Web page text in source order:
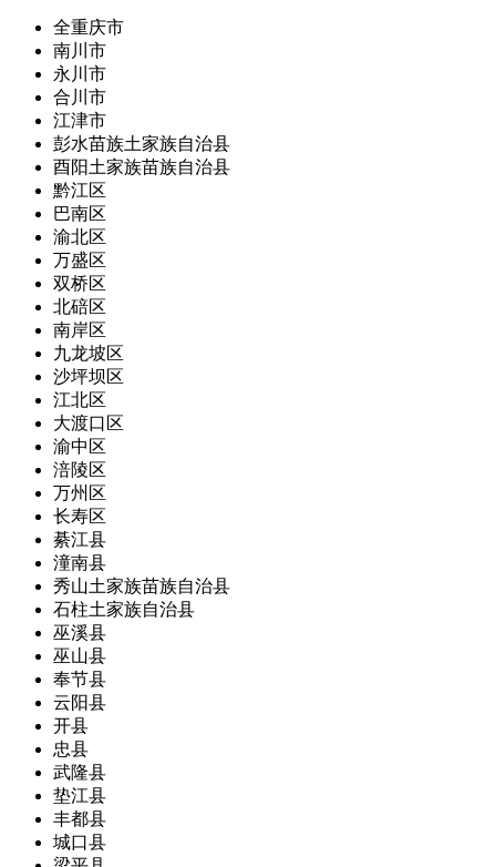
全重庆市
南川市
永川市
合川市
江津市
彭水苗族土家族自治县
酉阳土家族苗族自治县
黔江区
巴南区
渝北区
万盛区
双桥区
北碚区
南岸区
九龙坡区
沙坪坝区
江北区
大渡口区
渝中区
涪陵区
万州区
长寿区
綦江县
潼南县
秀山土家族苗族自治县
石柱土家族自治县
巫溪县
巫山县
奉节县
云阳县
开县
忠县
武隆县
垫江县
丰都县
城口县